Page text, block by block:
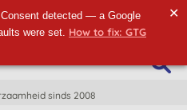
detected — a Google
were set. How to fix: GTG
✕
sinds 2008